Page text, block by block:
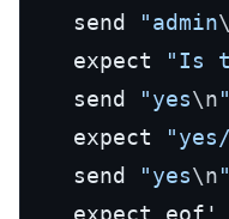
    send
"admin
    expect
"Is
    send
"yes\n"
    expect
    send
"yes\n"
    expect eof'